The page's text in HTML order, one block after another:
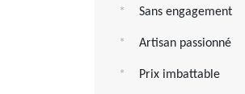
Sans engagement
Artisan passionné
Prix imbattable